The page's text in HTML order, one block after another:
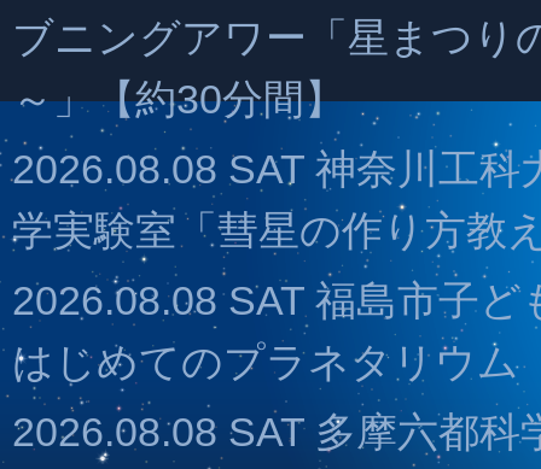
ブニングアワー「星まつり
～」【約30分間】
2026.08.08 SAT 神奈川工
学実験室「彗星の作り方教
2026.08.08 SAT 福島市子
はじめてのプラネタリウ
2026.08.08 SAT 多摩六都